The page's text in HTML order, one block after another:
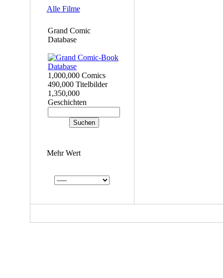
Alle Filme
Grand Comic
Database
1,000,000 Comics
490,000 Titelbilder
1,350,000
Geschichten
Mehr Wert